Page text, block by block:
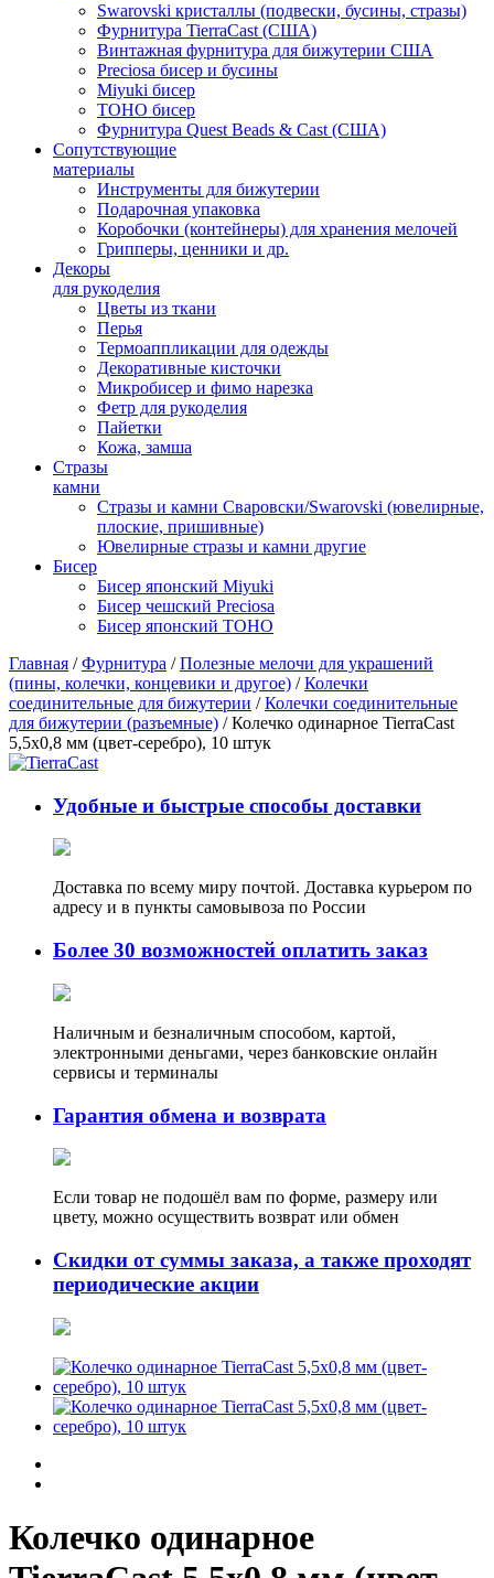
Swarovski кристаллы (подвески, бусины, стразы)
Фурнитура TierraCast (США)
Винтажная фурнитура для бижутерии США
Preciosa бисер и бусины
Miyuki бисер
TOHO бисер
Фурнитура Quest Beads & Cast (США)
Сопутствующие
материалы
Инструменты для бижутерии
Подарочная упаковка
Коробочки (контейнеры) для хранения мелочей
Грипперы, ценники и др.
Декоры
для рукоделия
Цветы из ткани
Перья
Термоаппликации для одежды
Декоративные кисточки
Микробисер и фимо нарезка
Фетр для рукоделия
Пайетки
Кожа, замша
Стразы
камни
Стразы и камни Сваровски/Swarovski (ювелирные,
плоские, пришивные)
Ювелирные стразы и камни другие
Бисер
Бисер японский Miyuki
Бисер чешский Preciosa
Бисер японский TOHO
Главная /Фурнитура /Полезные мелочи для украшений
(пины, колечки, концевики и другое) /Колечки
соединительные для бижутерии /Колечки соединительные
для бижутерии (разъемные) / Колечко одинарное TierraCast
5,5х0,8 мм (цвет-серебро), 10 штук
Удобные и быстрые способы доставки
Доставка по всему миру почтой. Доставка курьером по
адресу и в пункты самовывоза по России
Более 30 возможностей оплатить заказ
Наличным и безналичным способом, картой,
электронными деньгами, через банковские онлайн
сервисы и терминалы
Гарантия обмена и возврата
Если товар не подошёл вам по форме, размеру или
цвету, можно осуществить возврат или обмен
Скидки от суммы заказа, а также проходят
периодические акции
Колечко одинарное